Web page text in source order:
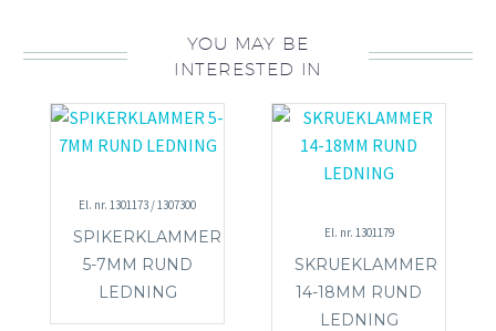
YOU MAY BE
INTERESTED IN
El. nr. 1301173 / 1307300
SPIKERKLAMMER
5-7MM RUND
LEDNING
El. nr. 1301179
SKRUEKLAMMER
14-18MM RUND
LEDNING